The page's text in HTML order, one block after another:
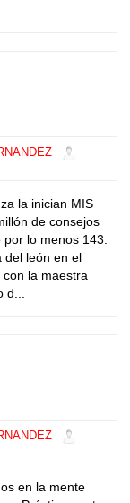
la inician MIS
de consejos
lo menos 143.
del león en el
la maestra
en la mente